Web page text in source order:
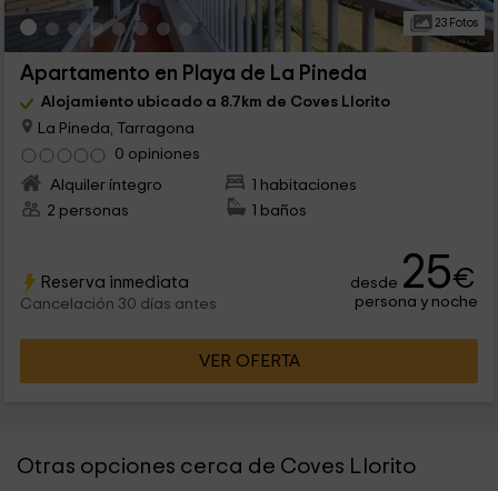
23 Fotos
Apartamento en Playa de La Pineda
Alojamiento ubicado a 8.7km de Coves Llorito
La Pineda, Tarragona
0 opiniones
Alquiler íntegro
1 habitaciones
2 personas
1 baños
Reserva inmediata
Cancelación 30 días antes
desde 25€
persona y noche
VER OFERTA
Otras opciones cerca de Coves Llorito